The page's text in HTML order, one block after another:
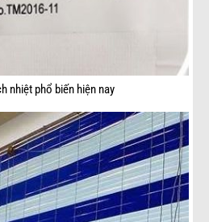
nhiệt phổ biến hiện nay